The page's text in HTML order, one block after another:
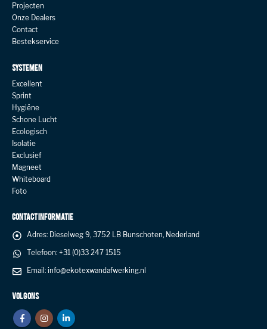
Projecten
Onze Dealers
Contact
Bestekservice
SYSTEMEN
Excellent
Sprint
Hygiëne
Schone Lucht
Ecologisch
Isolatie
Exclusief
Magneet
Whiteboard
Foto
CONTACT INFORMATIE
Adres: Dieselweg 9, 3752 LB Bunschoten, Nederland
Telefoon: +31 (0)33 247 1515
Email: info@ekotexwandafwerking.nl
VOLG ONS